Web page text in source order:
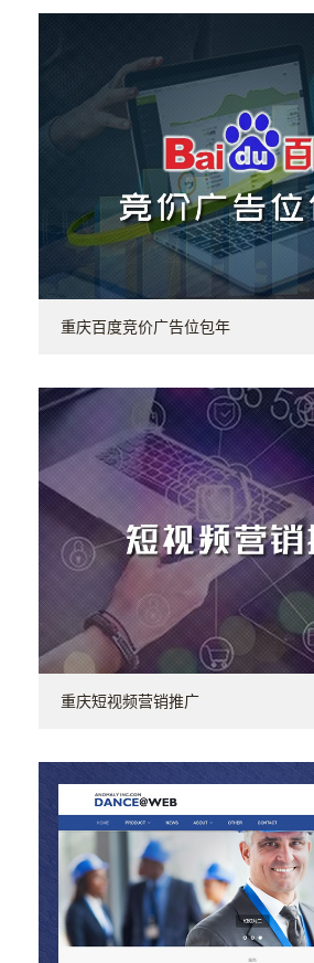
重庆百度竞价广告位包年
重庆短视频营销推广